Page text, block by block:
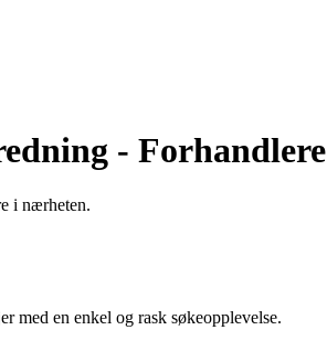
- Forhandlere
i nærheten.
med en enkel og rask søkeopplevelse.